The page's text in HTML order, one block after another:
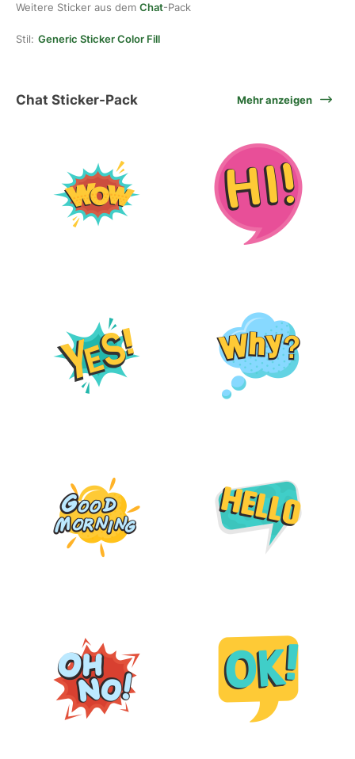
Weitere Sticker aus dem Chat-Pack
Stil: Generic Sticker Color Fill
Chat Sticker-Pack Mehr anzeigen